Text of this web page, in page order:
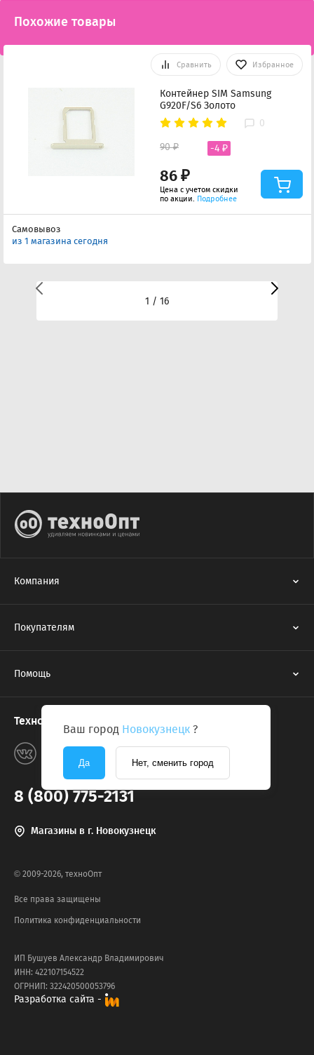
Похожие товары
Сравнить Избранное
Контейнер SIM Samsung
G920F/S6 Золото
0
86 ₽
90 ₽ -4 ₽
Цена с учетом скидки
по акции. Подробнее
Самовывоз
из 1 магазина сегодня
1 / 16
Ваш город Новокузнецк ?
Да Нет, сменить город
Компания
Покупателям
Помощь
Техноопт в соцсетях
8 (800) 775-2131
Магазины в г. Новокузнецк
© 2009-2026, техноОпт
Все права защищены
Политика конфиденциальности
ИП Бушуев Александр Владимирович
ИНН: 422107154522
ОГРНИП: 322420500053796
Разработка сайта -